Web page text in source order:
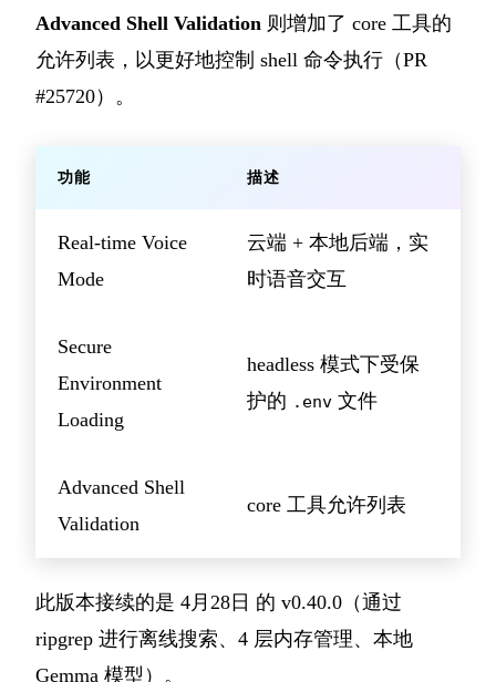
Advanced Shell Validation 则增加了 core 工具的
允许列表，以更好地控制 shell 命令执行（PR
#25720）。
功能 描述
Real-time Voice
Mode
云端 + 本地后端，实
时语音交互
Secure
Environment
Loading
headless 模式下受保
护的 .env 文件
Advanced Shell
Validation
core 工具允许列表
此版本接续的是 4月28日 的 v0.40.0（通过
ripgrep 进行离线搜索、4 层内存管理、本地
Gemma 模型）。